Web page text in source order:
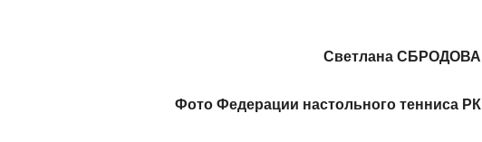
Светлана СБРОДОВА
Фото Федерации настольного тенниса РК